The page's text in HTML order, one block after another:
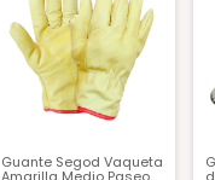
Guante Segod Vaqueta